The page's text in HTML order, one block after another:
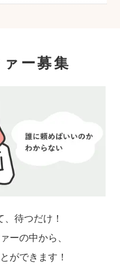
ー募集
待つだけ！
ーの中から、
ができます！